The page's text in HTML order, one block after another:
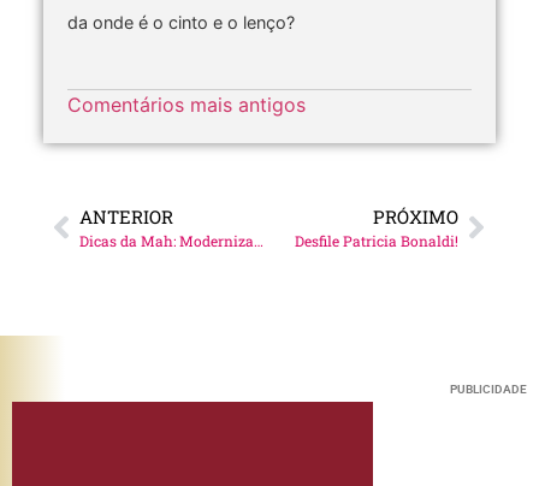
da onde é o cinto e o lenço?
Comentários mais antigos
ANTERIOR
Dicas da Mah: Modernizando o básico
PRÓXIMO
Desfile Patricia Bonaldi!
PUBLICIDADE